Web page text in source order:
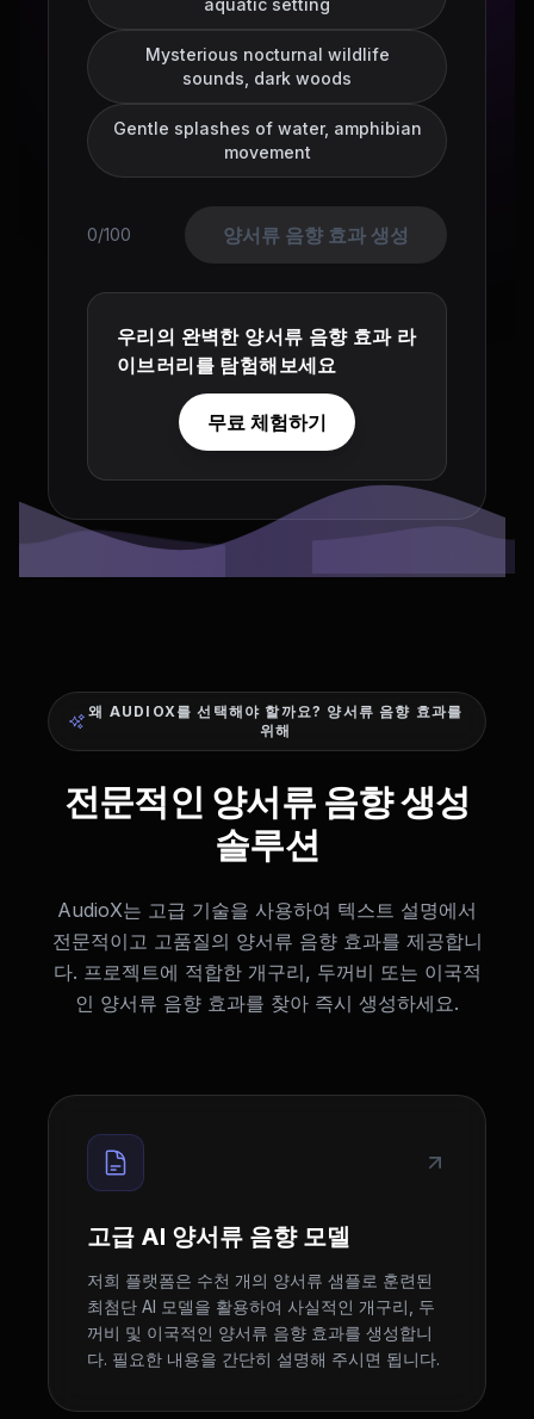
aquatic setting
Mysterious nocturnal wildlife
sounds, dark woods
Gentle splashes of water, amphibian
movement
0/100 양서류 음향 효과 생성
우리의 완벽한 양서류 음향 효과 라
이브러리를 탐험해보세요
무료 체험하기
왜 AUDIOX를 선택해야 할까요? 양서류 음향 효과를
위해
전문적인 양서류 음향 생성
솔루션
AudioX는 고급 기술을 사용하여 텍스트 설명에서
전문적이고 고품질의 양서류 음향 효과를 제공합니
다. 프로젝트에 적합한 개구리, 두꺼비 또는 이국적
인 양서류 음향 효과를 찾아 즉시 생성하세요.
고급 AI 양서류 음향 모델
저희 플랫폼은 수천 개의 양서류 샘플로 훈련된
최첨단 AI 모델을 활용하여 사실적인 개구리, 두
꺼비 및 이국적인 양서류 음향 효과를 생성합니
다. 필요한 내용을 간단히 설명해 주시면 됩니다.